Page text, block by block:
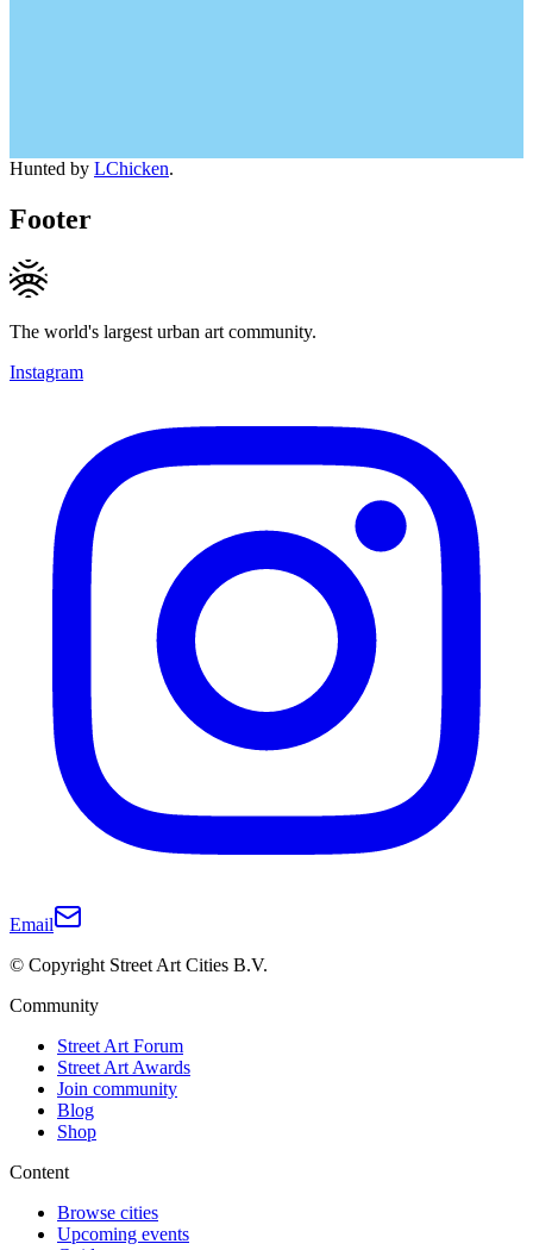
Hunted by LChicken.
Footer
The world's largest urban art community.
Instagram
Email
© Copyright Street Art Cities B.V.
Community
Street Art Forum
Street Art Awards
Join community
Blog
Shop
Content
Browse cities
Upcoming events